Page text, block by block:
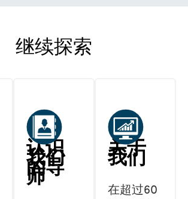
继续探索
认识
我们
的导
师
关于
我们
在超过60